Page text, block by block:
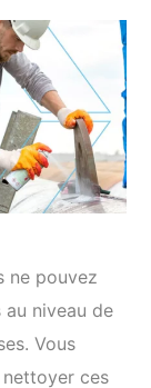
ne pouvez
au niveau de
Vous
ces